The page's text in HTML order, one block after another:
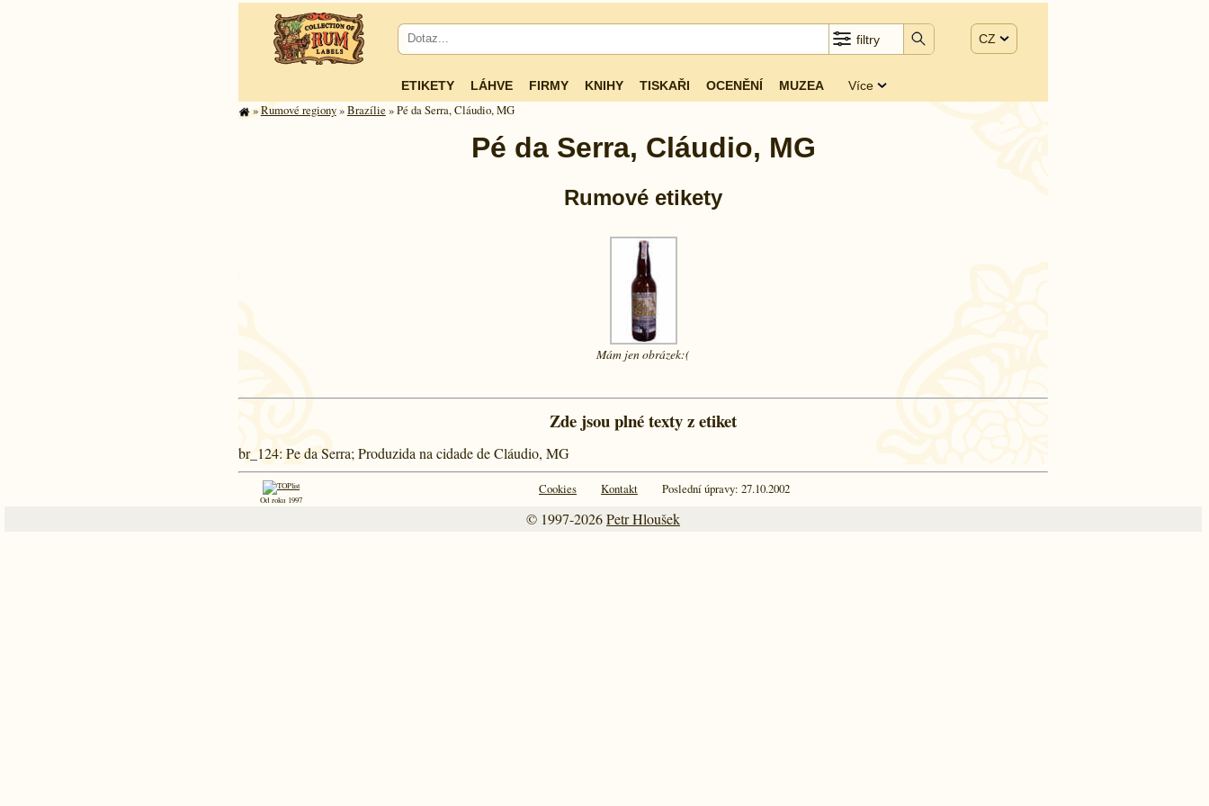
filtry CZ
ETIKETY LÁHVE FIRMY KNIHY TISKAŘI OCENĚNÍ MUZEA Více
»Rumové regiony»Brazílie » Pé da Serra, Cláudio, MG
Pé da Serra, Cláudio, MG
Rumové etikety
Mám jenobrázek:(
Zde jsou plné texty z etiket
br_124: Pe da Serra; Produzida na cidade de Cláudio, MG
Od roku 1997
Cookies Kontakt Poslední úpravy: 27.10.2002
© 1997-2026Petr Hloušek